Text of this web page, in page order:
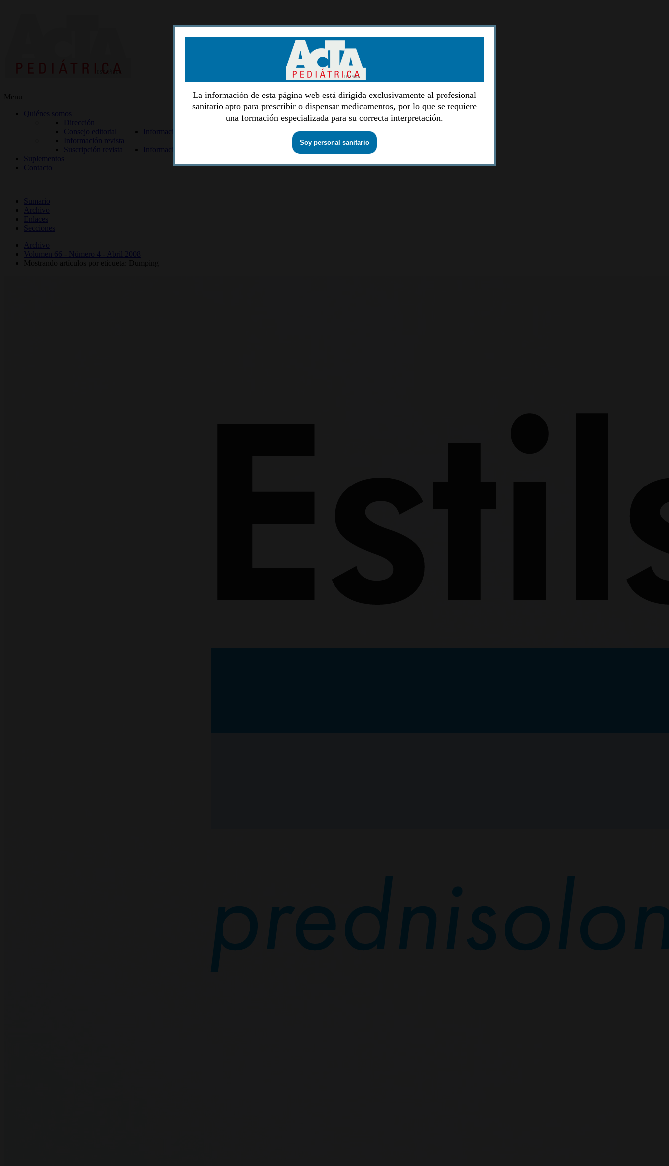
Menu
Quiénes somos
Dirección
Consejo editorial
Información lectores
Información revista
Suscripción revista
Información autores
Suplementos
Contacto
Sumario
Archivo
Enlaces
Secciones
Archivo
Volumen 66 - Número 4 - Abril 2008
Mostrando artículos por etiqueta: Dumping
La información de esta página web está dirigida exclusivamente al profesional
sanitario apto para prescribir o dispensar medicamentos, por lo que se requiere
una formación especializada para su correcta interpretación.
Soy personal sanitario